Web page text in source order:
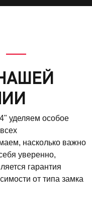
уделяем особое
насколько важно
уверенно,
гарантия
от типа замка